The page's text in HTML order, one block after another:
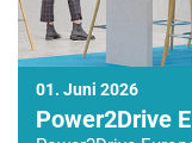
01. Juni 2026
Power2Drive